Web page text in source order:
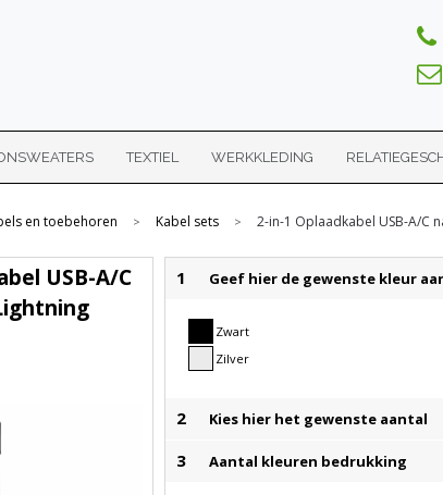
TEXTIEL WERKKLEDING
en toebehoren > Kabel sets > 2-in-1 Oplaadkabel USB-A/C
1 Geef hier de gewenste kleur
Zwart
Zilver
2 Kies hier het gewenste aantal
3 Aantal kleuren bedrukking
USB-A/C